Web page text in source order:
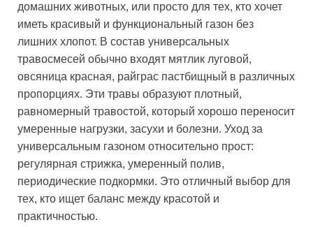
домашних животных, или просто для тех, кто хочет
иметь красивый и функциональный газон без
лишних хлопот. В состав универсальных
травосмесей обычно входят мятлик луговой,
овсяница красная, райграс пастбищный в различных
пропорциях. Эти травы образуют плотный,
равномерный травостой, который хорошо переносит
умеренные нагрузки, засухи и болезни. Уход за
универсальным газоном относительно прост:
регулярная стрижка, умеренный полив,
периодические подкормки. Это отличный выбор для
тех, кто ищет баланс между красотой и
практичностью.